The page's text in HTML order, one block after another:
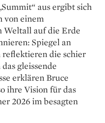
aus ergibt sich
von ­einem
­Weltall auf die Erde
Spiegel an
reflek­tieren die schier
gleissende
­erklären Bruce
ihre Vision für das
2026 im besagten